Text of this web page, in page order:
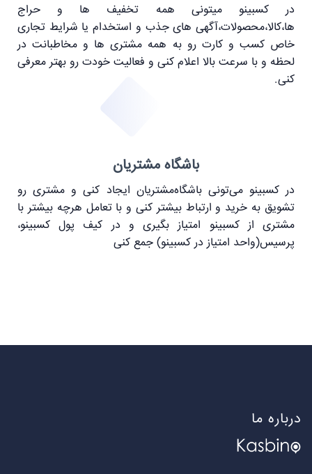
در کسبینو میتونی همه تخفیف ها و حراج
ها،کالا،محصولات،آگهی های جذب و استخدام یا شرایط تجاری
خاص کسب و کارت رو به همه مشتری ها و مخاطبانت در
لحظه و با سرعت بالا اعلام کنی و فعالیت خودت رو بهتر معرفی
کنی.
باشگاه مشتریان
در کسبینو می‌تونی باشگاه‌مشتریان ایجاد کنی و مشتری رو
تشویق به خرید و ارتباط بیشتر کنی و با تعامل هرچه بیشتر با
مشتری از کسبینو امتیاز بگیری و در کیف پول کسبینو،
پرسیس(واحد امتیاز در کسبینو) جمع کنی
درباره ما